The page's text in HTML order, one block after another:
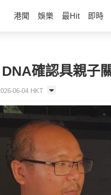
港聞 娛樂 最Hit 即時
確認具親子
06-04 HKT